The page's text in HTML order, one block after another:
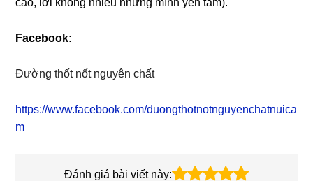
cao, lời không nhiều nhưng mình yên tâm).
Facebook:
Đường thốt nốt nguyên chất
https://www.facebook.com/duongthotnotnguyenchatnuica
m
Đánh giá bài viết này: